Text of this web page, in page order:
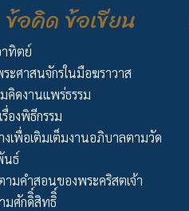
อคิด ข้อเขียน
ทิตย์
ะศาสนจักรในมือฆราวาส
คิดงานแพร่ธรรม
รื่องพิธีกรรม
เพื่อเติมเต็มงานอภิบาลตามวัด
นธ์
ามคำสอนของพระคริสตเจ้า
มศักดิิ์สิทธิิ์